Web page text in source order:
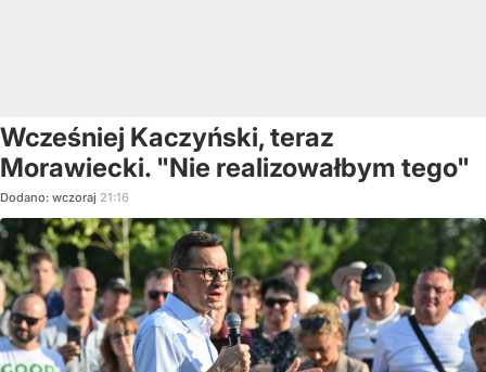
Wcześniej Kaczyński, teraz
Morawiecki. "Nie realizowałbym tego"
Dodano: wczoraj 21:16